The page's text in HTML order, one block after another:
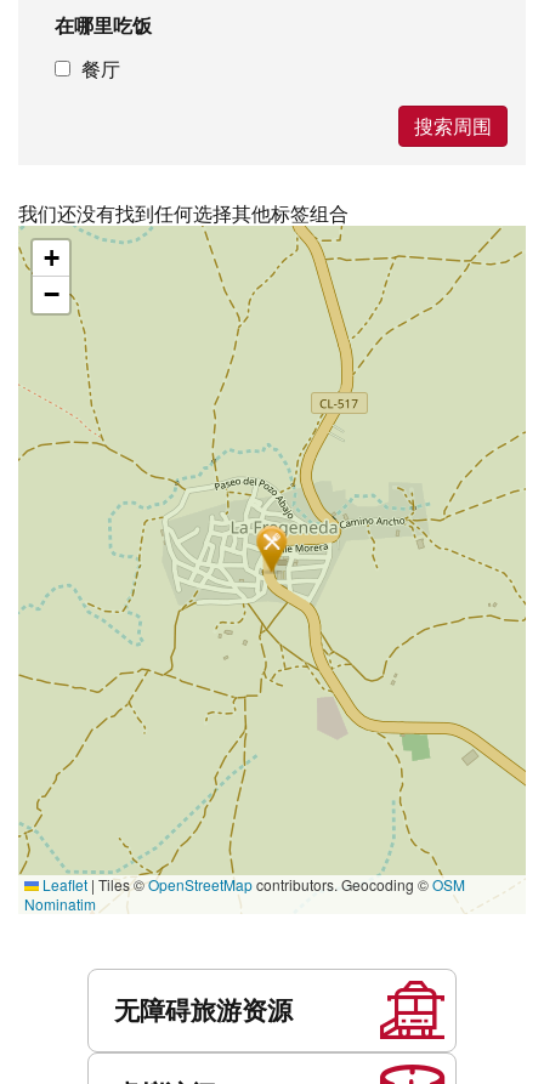
在哪里吃饭
餐厅
搜索周围
我们还没有找到任何选择其他标签组合
跳
过
地
图
+
−
Leaflet | Tiles ©OpenStreetMapcontributors. Geocoding ©OSM
Nominatim
无障碍旅游资源